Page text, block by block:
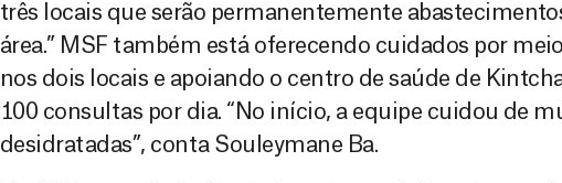
três locais que serão permanentemente
área.” MSF também está oferecendo cuidados por
nos dois locais e apoiando o centro de saúde de
100 consultas por dia. “No início, a equipe cuidou de
desidratadas”, conta Souleymane Ba.